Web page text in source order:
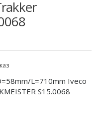
L=710mm Iveco
S15.0068